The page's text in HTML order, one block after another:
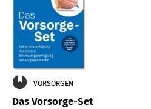
VORSORGEN
Das Vorsorge-Set